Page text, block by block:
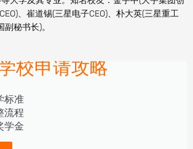
、崔道锡(三星电子CEO)、朴大英(三星重工
副秘书长)。
校申请攻略
标准
流程
学金